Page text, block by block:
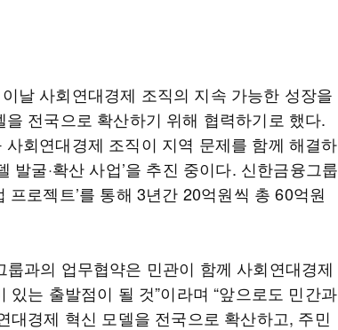
날 사회연대경제 조직의 지속 가능한 성장을
전국으로 확산하기 위해 협력하기로 했다.
회연대경제 조직이 지역 문제를 함께 해결하
발굴·확산 사업’을 추진 중이다. 신한금융그룹
프로젝트’를 통해 3년간 20억원씩 총 60억원
룹과의 업무협약은 민관이 함께 사회연대경제
있는 출발점이 될 것”이라며 “앞으로도 민간과
대경제 혁신 모델을 전국으로 확산하고, 주민